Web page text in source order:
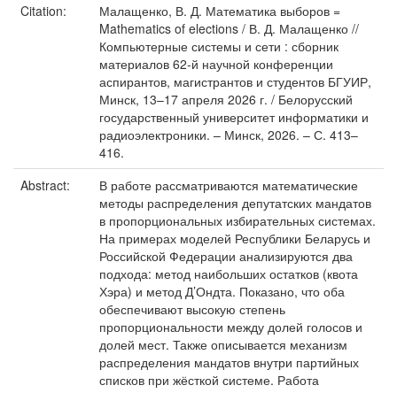
Citation:
Малащенко, В. Д. Математика выборов =
Mathematics of elections / В. Д. Малащенко //
Компьютерные системы и сети : сборник
материалов 62-й научной конференции
аспирантов, магистрантов и студентов БГУИР,
Минск, 13–17 апреля 2026 г. / Белорусский
государственный университет информатики и
радиоэлектроники. – Минск, 2026. – С. 413–
416.
Abstract:
В работе рассматриваются математические
методы распределения депутатских мандатов
в пропорциональных избирательных системах.
На примерах моделей Республики Беларусь и
Российской Федерации анализируются два
подхода: метод наибольших остатков (квота
Хэра) и метод Д’Ондта. Показано, что оба
обеспечивают высокую степень
пропорциональности между долей голосов и
долей мест. Также описывается механизм
распределения мандатов внутри партийных
списков при жёсткой системе. Работа